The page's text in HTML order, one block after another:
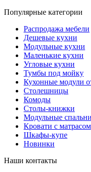
Популярные категории
Распродажа мебели
Дешевые кухни
Модульные кухни
Маленькие кухни
Угловые кухни
Тумбы под мойку
Кухонные модули
Столешницы
Комоды
Столы-книжки
Модульные спальни
Кровати с матрасом
Шкафы-купе
Новинки
Наши контакты